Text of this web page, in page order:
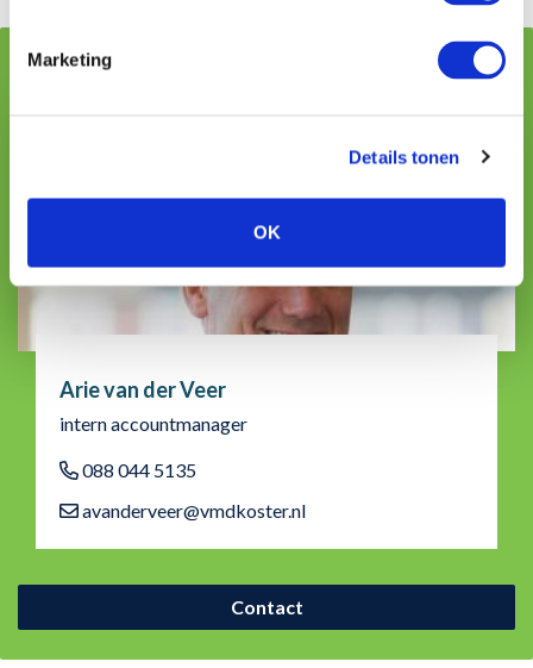
Marketing
Details tonen
OK
Arie van der Veer
intern accountmanager
088 044 5135
avanderveer@vmdkoster.nl
Contact